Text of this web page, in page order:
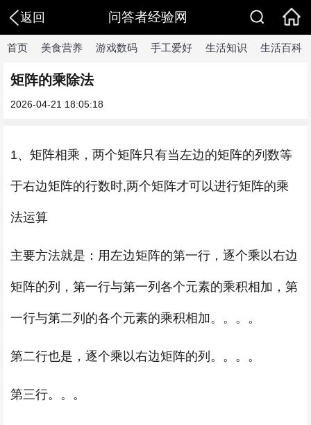
返回 问答者经验网
首页 美食营养 游戏数码 手工爱好 生活知识 生活百科
矩阵的乘除法
2026-04-21 18:05:18
1、矩阵相乘，两个矩阵只有当左边的矩阵的列数等
于右边矩阵的行数时,两个矩阵才可以进行矩阵的乘
法运算
主要方法就是：用左边矩阵的第一行，逐个乘以右边
矩阵的列，第一行与第一列各个元素的乘积相加，第
一行与第二列的各个元素的乘积相加。。。。
第二行也是，逐个乘以右边矩阵的列。。。。
第三行。。。